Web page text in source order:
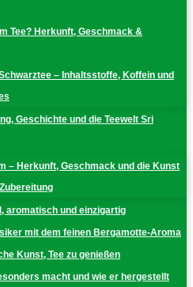
Tee? Herkunft, Geschmack &
– Inhaltsstoffe, Koffein und
Geschichte und die Teewelt Sri
– Herkunft, Geschmack und die Kunst
aromatisch und einzigartig
mit dem feinen Bergamotte-Aroma
Kunst, Tee zu genießen
macht und wie er hergestellt